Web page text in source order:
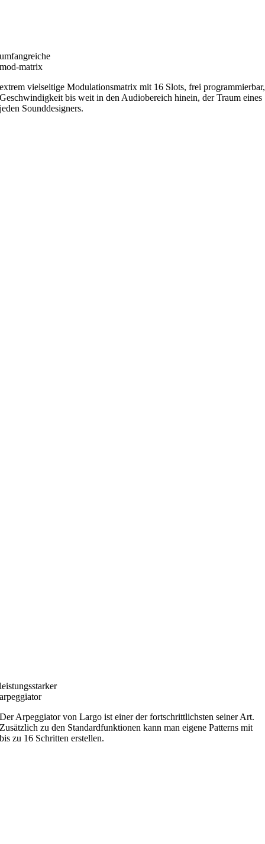
umfangreiche
mod-matrix
extrem vielseitige Modulationsmatrix mit 16 Slots, frei programmierbar,
Geschwindigkeit bis weit in den Audiobereich hinein, der Traum eines
jeden Sounddesigners.
leistungsstarker
arpeggiator
Der Arpeggiator von Largo ist einer der fortschrittlichsten seiner Art.
Zusätzlich zu den Standardfunktionen kann man eigene Patterns mit
bis zu 16 Schritten erstellen.